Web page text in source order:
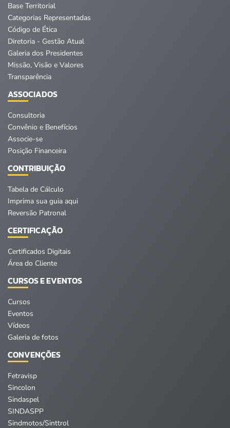
Base Territorial
Categorias Representadas
Código de Ética
Diretoria - Gestão Atual
Galeria dos Presidentes
Missão, Visão e Valores
Transparência
ASSOCIADOS
Consultoria
Convênio e Benefícios
Associe-se
Posição Financeira
CONTRIBUIÇÃO
Tabela de Cálculo
Imprima sua guia aqui
Reversão Patronal
CERTIFICAÇÃO
Certificados Digitais
Área do Cliente
CURSOS E EVENTOS
Cursos
Eventos
Vídeos
Galeria de fotos
CONVENÇÕES
Fetravisp
Sincolon
Sindaspel
SINDASPP
Sindmotos/Sinttrol